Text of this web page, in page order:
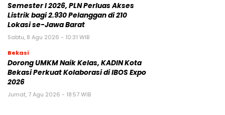
Semester I 2026, PLN Perluas Akses
Listrik bagi 2.930 Pelanggan di 210
Lokasi se-Jawa Barat
Sabtu, 8 Agu 2026 - 10:31 WIB
Bekasi
Dorong UMKM Naik Kelas, KADIN Kota
Bekasi Perkuat Kolaborasi di IBOS Expo
2026
Jumat, 7 Agu 2026 - 18:57 WIB